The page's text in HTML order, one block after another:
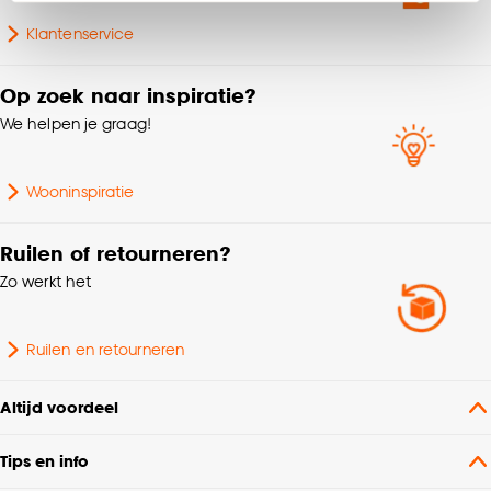
van alle cookies, of klik op ‘weigeren’ om alleen de
voor kiezen om bepaalde cookies wel of niet te
accepteren door op ‘Cookies aanpassen’ te
Goed om te weten is dat je deze keuze altijd nog
cookieverklaring.
Klantenservice
Op zoek naar inspiratie?
We helpen je graag!
Wooninspiratie
Ruilen of retourneren?
Zo werkt het
Ruilen en retourneren
Altijd voordeel
Tips en info